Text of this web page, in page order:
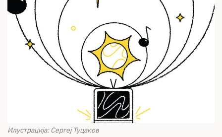
Илустрација: Сергеј Туцаков